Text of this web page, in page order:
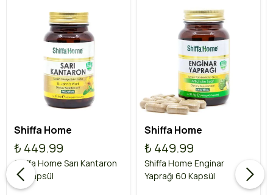
Shiffa Home
₺ 449.99
Shiffa Home Sarı Kantaron
60 Kapsül
Shiffa Home
₺ 449.99
Shiffa Home Enginar
Yaprağı 60 Kapsül